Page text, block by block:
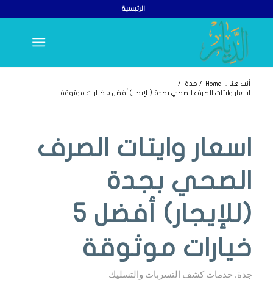
الرئيسية
أنت هنا .. Home
/ جدة
/
اسعار وايتات الصرف الصحي بجدة (للإيجار) أفضل 5 خيارات موثوقة...
اسعار وايتات الصرف
الصحي بجدة
(للإيجار) أفضل 5
خيارات موثوقة
جدة, خدمات كشف التسربات والتسليك